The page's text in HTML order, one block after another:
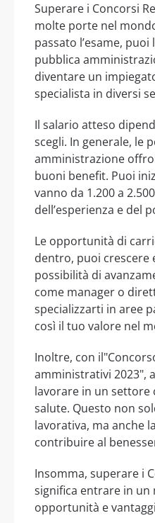
Superare i Concorsi
molte porte nel
passato l’esame,
pubblica
diventare un
specialista in diversi
Il salario atteso
scegli. In generale, le
amministrazione
buoni benefit. Puoi
vanno da 1.200 a
dell’esperienza e del
Le opportunità di
dentro, puoi crescere
possibilità di
come manager o
specializzarti in aree
così il tuo valore nel
Inoltre, con
amministrativi 2023",
lavorare in un settore
salute. Questo non
lavorativa, ma anche
contribuire al
Insomma, superare i
significa entrare in un
opportunità e